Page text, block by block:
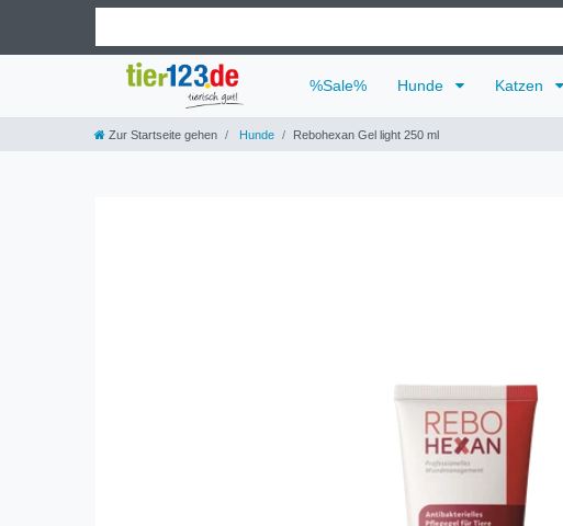
%Sale% Hunde Katzen
Zur Startseite gehen Hunde Rebohexan Gel light 250 ml